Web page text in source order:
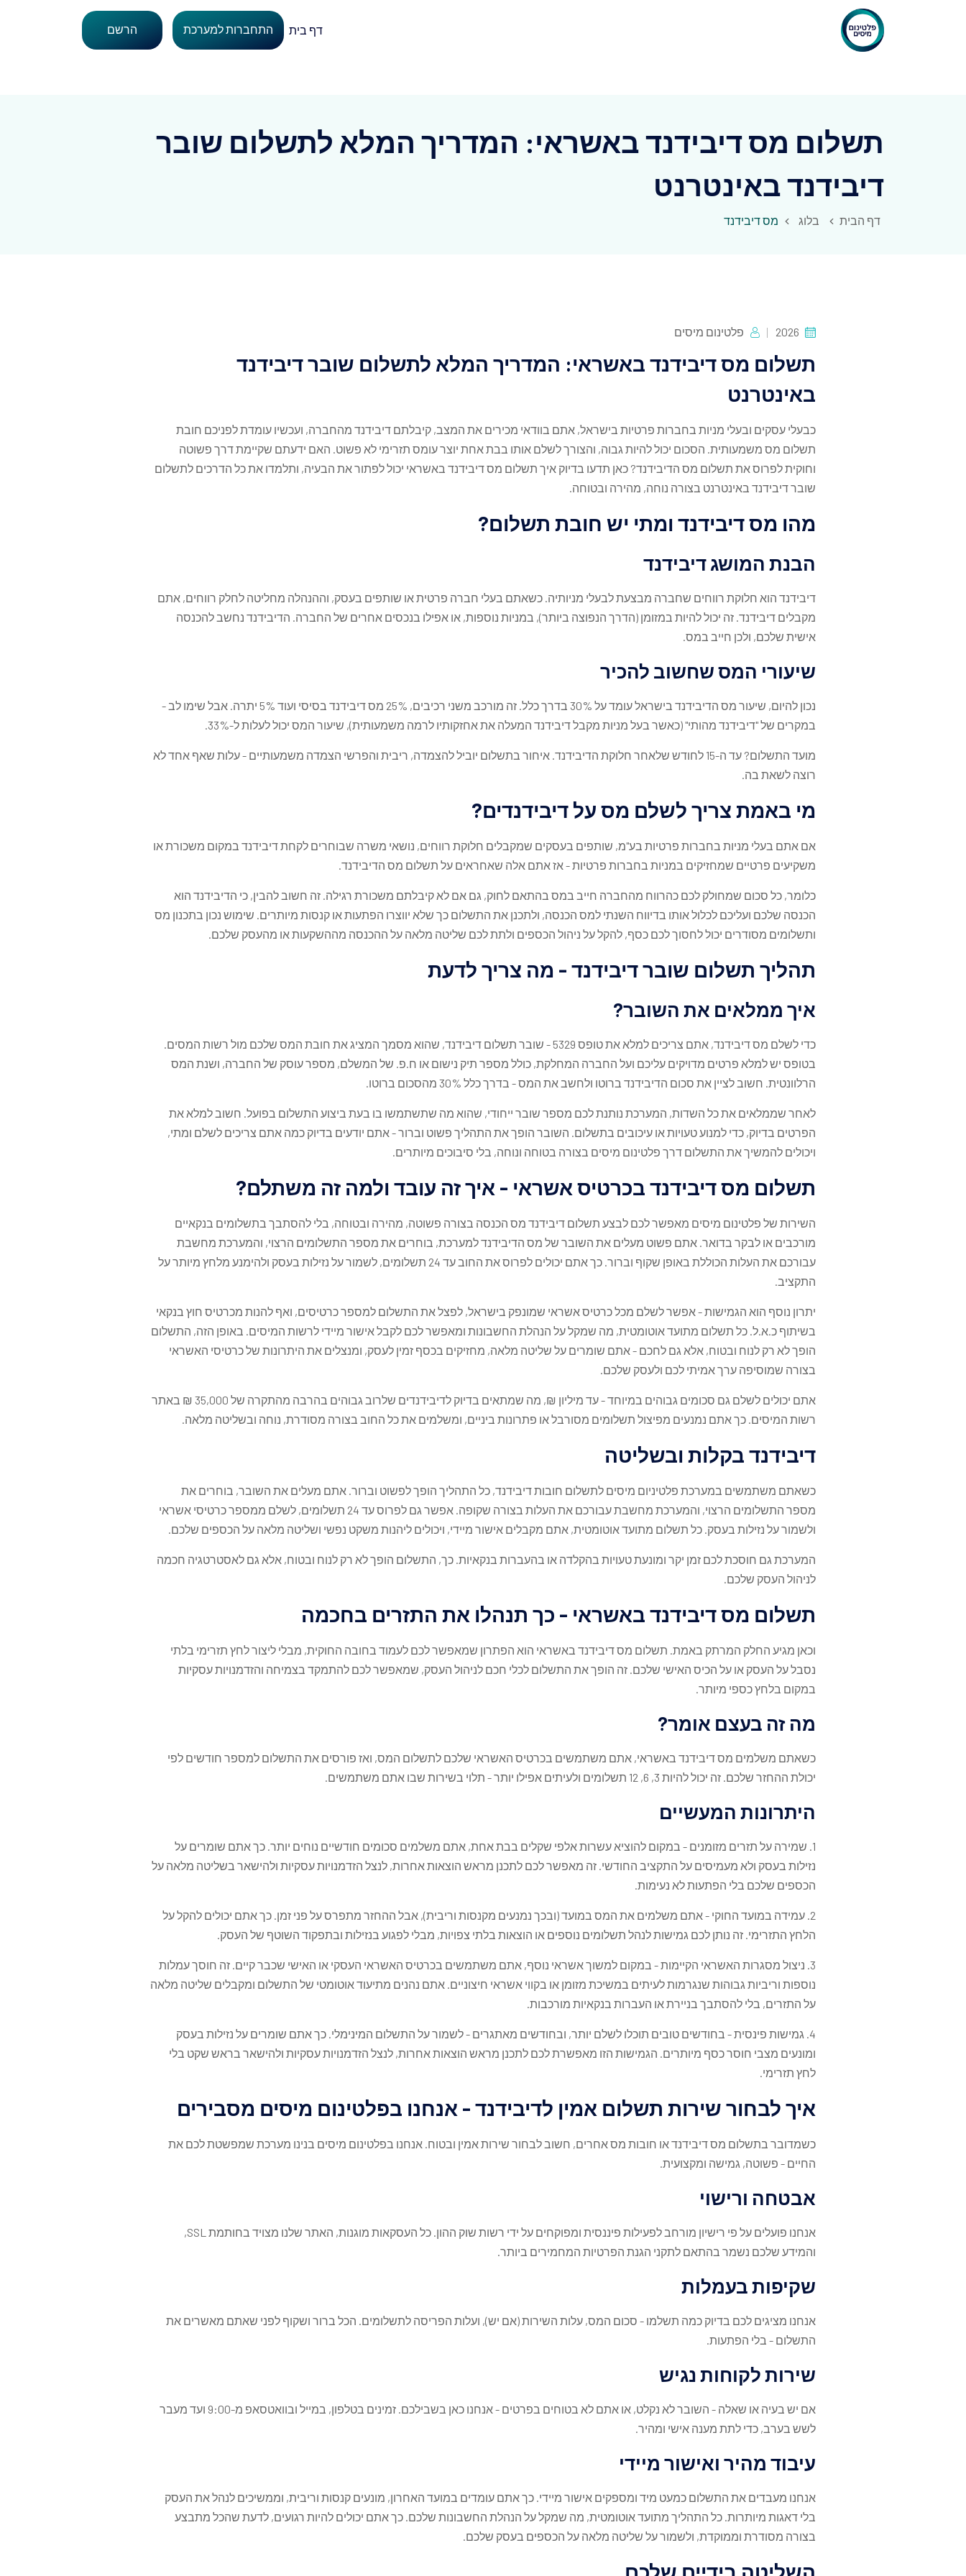
דף בית התחברות למערכת הרשם
תשלום מס דיבידנד באשראי: המדריך המלא לתשלום שובר
דיבידנד באינטרנט
דף הבית בלוג מס דיבידנד
2026 פלטינום מיסים
תשלום מס דיבידנד באשראי: המדריך המלא לתשלום שובר דיבידנד
באינטרנט
כבעלי עסקים ובעלי מניות בחברות פרטיות בישראל, אתם בוודאי מכירים את המצב, קיבלתם דיבידנד מהחברה, ועכשיו עומדת לפניכם חובת
תשלום מס משמעותית. הסכום יכול להיות גבוה, והצורך לשלם אותו בבת אחת יוצר עומס תזרימי לא פשוט. האם ידעתם שקיימת דרך פשוטה
וחוקית לפרוס את תשלום מס הדיבידנד? כאן תדעו בדיוק איך תשלום מס דיבידנד באשראי יכול לפתור את הבעיה, ותלמדו את כל הדרכים לתשלום
שובר דיבידנד באינטרנט בצורה נוחה, מהירה ובטוחה.
מהו מס דיבידנד ומתי יש חובת תשלום?
הבנת המושג דיבידנד
דיבידנד הוא חלוקת רווחים שחברה מבצעת לבעלי מניותיה. כשאתם בעלי חברה פרטית או שותפים בעסק, וההנהלה מחליטה לחלק רווחים, אתם
מקבלים דיבידנד. זה יכול להיות במזומן (הדרך הנפוצה ביותר), במניות נוספות, או אפילו בנכסים אחרים של החברה. הדיבידנד נחשב להכנסה
אישית שלכם, ולכן חייב במס.
שיעורי המס שחשוב להכיר
נכון להיום, שיעור מס הדיבידנד בישראל עומד על 30% בדרך כלל. זה מורכב משני רכיבים, 25% מס דיבידנד בסיסי ועוד 5% יתרה. אבל שימו לב -
במקרים של "דיבידנד מהותי" (כאשר בעל מניות מקבל דיבידנד המעלה את אחזקותיו לרמה משמעותית), שיעור המס יכול לעלות ל-33%.
מועד התשלום? עד ה-15 לחודש שלאחר חלוקת הדיבידנד. איחור בתשלום יוביל להצמדה, ריבית והפרשי הצמדה משמעותיים - עלות שאף אחד לא
רוצה לשאת בה.
מי באמת צריך לשלם מס על דיבידנדים?
אם אתם בעלי מניות בחברות פרטיות בע"מ, שותפים בעסקים שמקבלים חלוקת רווחים, נושאי משרה שבוחרים לקחת דיבידנד במקום משכורת או
משקיעים פרטיים שמחזיקים במניות בחברות פרטיות - אז אתם אלה שאחראים על תשלום מס הדיבידנד.
כלומר, כל סכום שמחולק לכם כהרווח מהחברה חייב במס בהתאם לחוק, גם אם לא קיבלתם משכורת רגילה. זה חשוב להבין, כי הדיבידנד הוא
הכנסה שלכם ועליכם לכלול אותו בדיווח השנתי למס הכנסה, ולתכנן את התשלום כך שלא יווצרו הפתעות או קנסות מיותרים. שימוש נכון בתכנון מס
ותשלומים מסודרים יכול לחסוך לכם כסף, להקל על ניהול הכספים ולתת לכם שליטה מלאה על ההכנסה מההשקעות או מהעסק שלכם.
תהליך תשלום שובר דיבידנד - מה צריך לדעת
איך ממלאים את השובר?
כדי לשלם מס דיבידנד, אתם צריכים למלא את טופס 5329 - שובר תשלום דיבידנד, שהוא מסמך המציג את חובת המס שלכם מול רשות המסים.
בטופס יש למלא פרטים מדויקים עליכם ועל החברה המחלקת, כולל מספר תיק נישום או ח.פ. של המשלם, מספר עוסק של החברה, ושנת המס
הרלוונטית. חשוב לציין את סכום הדיבידנד ברוטו ולחשב את המס - בדרך כלל 30% מהסכום ברוטו.
לאחר שממלאים את כל השדות, המערכת נותנת לכם מספר שובר ייחודי, שהוא מה שתשתמשו בו בעת ביצוע התשלום בפועל. חשוב למלא את
הפרטים בדיוק, כדי למנוע טעויות או עיכובים בתשלום. השובר הופך את התהליך פשוט וברור - אתם יודעים בדיוק כמה אתם צריכים לשלם ומתי,
ויכולים להמשיך את התשלום דרך פלטינום מיסים בצורה בטוחה ונוחה, בלי סיבוכים מיותרים.
תשלום מס דיבידנד בכרטיס אשראי - איך זה עובד ולמה זה משתלם?
השירות של פלטינום מיסים מאפשר לכם לבצע תשלום דיבידנד מס הכנסה בצורה פשוטה, מהירה ובטוחה, בלי להסתבך בתשלומים בנקאיים
מורכבים או לבקר בדואר. אתם פשוט מעלים את השובר של מס הדיבידנד למערכת, בוחרים את מספר התשלומים הרצוי, והמערכת מחשבת
עבורכם את העלות הכוללת באופן שקוף וברור. כך אתם יכולים לפרוס את החוב עד 24 תשלומים, לשמור על נזילות בעסק ולהימנע מלחץ מיותר על
התקציב.
יתרון נוסף הוא הגמישות - אפשר לשלם מכל כרטיס אשראי שמונפק בישראל, לפצל את התשלום למספר כרטיסים, ואף להנות מכרטיס חוץ בנקאי
בשיתוף כ.א.ל. כל תשלום מתועד אוטומטית, מה שמקל על הנהלת החשבונות ומאפשר לכם לקבל אישור מיידי לרשות המיסים. באופן הזה, התשלום
הופך לא רק לנוח ובטוח, אלא גם לחכם - אתם שומרים על שליטה מלאה, מחזיקים בכסף זמין לעסק, ומנצלים את היתרונות של כרטיסי האשראי
בצורה שמוסיפה ערך אמיתי לכם ולעסק שלכם.
אתם יכולים לשלם גם סכומים גבוהים במיוחד - עד מיליון ₪, מה שמתאים בדיוק לדיבידנדים שלרוב גבוהים בהרבה מהתקרה של 35,000 ₪ באתר
רשות המיסים. כך אתם נמנעים מפיצול תשלומים מסורבל או פתרונות ביניים, ומשלמים את כל החוב בצורה מסודרת, נוחה ובשליטה מלאה.
דיבידנד בקלות ובשליטה
כשאתם משתמשים במערכת פלטיניום מיסים לתשלום חובות דיבידנד, כל התהליך הופך לפשוט וברור. אתם מעלים את השובר, בוחרים את
מספר התשלומים הרצוי, והמערכת מחשבת עבורכם את העלות בצורה שקופה. אפשר גם לפרוס עד 24 תשלומים, לשלם ממספר כרטיסי אשראי
ולשמור על נזילות בעסק. כל תשלום מתועד אוטומטית, אתם מקבלים אישור מיידי, ויכולים ליהנות משקט נפשי ושליטה מלאה על הכספים שלכם.
המערכת גם חוסכת לכם זמן יקר ומונעת טעויות בהקלדה או בהעברות בנקאיות. כך, התשלום הופך לא רק לנוח ובטוח, אלא גם לאסטרטגיה חכמה
לניהול העסק שלכם.
תשלום מס דיבידנד באשראי - כך תנהלו את התזרים בחכמה
וכאן מגיע החלק המרתק באמת. תשלום מס דיבידנד באשראי הוא הפתרון שמאפשר לכם לעמוד בחובה החוקית, מבלי ליצור לחץ תזרימי בלתי
נסבל על העסק או על הכיס האישי שלכם. זה הופך את התשלום לכלי חכם לניהול העסק, שמאפשר לכם להתמקד בצמיחה והזדמנויות עסקיות
במקום בלחץ כספי מיותר.
מה זה בעצם אומר?
כשאתם משלמים מס דיבידנד באשראי, אתם משתמשים בכרטיס האשראי שלכם לתשלום המס, ואז פורסים את התשלום למספר חודשים לפי
יכולת ההחזר שלכם. זה יכול להיות 3, 6, 12 תשלומים ולעיתים אפילו יותר - תלוי בשירות שבו אתם משתמשים.
היתרונות המעשיים
1. שמירה על תזרים מזומנים - במקום להוציא עשרות אלפי שקלים בבת אחת, אתם משלמים סכומים חודשיים נוחים יותר. כך אתם שומרים על
נזילות בעסק ולא מעמיסים על התקציב החודשי. זה מאפשר לכם לתכנן מראש הוצאות אחרות, לנצל הזדמנויות עסקיות ולהישאר בשליטה מלאה על
הכספים שלכם בלי הפתעות לא נעימות.
2. עמידה במועד החוקי - אתם משלמים את המס במועד (ובכך נמנעים מקנסות וריבית), אבל ההחזר מתפרס על פני זמן. כך אתם יכולים להקל על
הלחץ התזרימי. זה נותן לכם גמישות לנהל תשלומים נוספים או הוצאות בלתי צפויות, מבלי לפגוע בנזילות ובתפקוד השוטף של העסק.
3. ניצול מסגרות האשראי הקיימות - במקום למשוך אשראי נוסף, אתם משתמשים בכרטיס האשראי העסקי או האישי שכבר קיים. זה חוסך עמלות
נוספות וריביות גבוהות שנגרמות לעיתים במשיכת מזומן או בקווי אשראי חיצוניים. אתם נהנים מתיעוד אוטומטי של התשלום ומקבלים שליטה מלאה
על התזרים, בלי להסתבך בניירת או העברות בנקאיות מורכבות.
4. גמישות פינסית - בחודשים טובים תוכלו לשלם יותר, ובחודשים מאתגרים - לשמור על התשלום המינימלי. כך אתם שומרים על נזילות בעסק
ומונעים מצבי חוסר כסף מיותרים. הגמישות הזו מאפשרת לכם לתכנן מראש הוצאות אחרות, לנצל הזדמנויות עסקיות ולהישאר בראש שקט בלי
לחץ תזרימי.
איך לבחור שירות תשלום אמין לדיבידנד - אנחנו בפלטינום מיסים מסבירים
כשמדובר בתשלום מס דיבידנד או חובות מס אחרים, חשוב לבחור שירות אמין ובטוח. אנחנו בפלטינום מיסים בנינו מערכת שמפשטת לכם את
החיים - פשוטה, גמישה ומקצועית.
אבטחה ורישוי
אנחנו פועלים על פי רישיון מורחב לפעילות פיננסית ומפוקחים על ידי רשות שוק ההון. כל העסקאות מוגנות, האתר שלנו מצויד בחותמת SSL,
והמידע שלכם נשמר בהתאם לתקני הגנת הפרטיות המחמירים ביותר.
שקיפות בעמלות
אנחנו מציגים לכם בדיוק כמה תשלמו - סכום המס, עלות השירות (אם יש), ועלות הפריסה לתשלומים. הכל ברור ושקוף לפני שאתם מאשרים את
התשלום - בלי הפתעות.
שירות לקוחות נגיש
אם יש בעיה או שאלה - השובר לא נקלט, או אתם לא בטוחים בפרטים - אנחנו כאן בשבילכם. זמינים בטלפון, במייל ובוואטסאפ מ-9:00 ועד מעבר
לשש בערב, כדי לתת מענה אישי ומהיר.
עיבוד מהיר ואישור מיידי
אנחנו מעבדים את התשלום כמעט מיד ומספקים אישור מיידי. כך אתם עומדים במועד האחרון, מונעים קנסות וריבית, וממשיכים לנהל את העסק
בלי דאגות מיותרות. כל התהליך מתועד אוטומטית, מה שמקל על הנהלת החשבונות שלכם. כך אתם יכולים להיות רגועים, לדעת שהכל מתבצע
בצורה מסודרת וממוקדת, ולשמור על שליטה מלאה על הכספים בעסק שלכם.